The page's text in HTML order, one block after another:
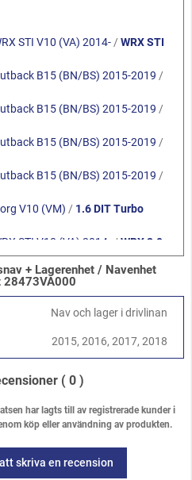
STI V10 (VA) 2014- /WRX STI
B15 (BN/BS) 2015-2019 /
B15 (BN/BS) 2015-2019 /
B15 (BN/BS) 2015-2019 /
B15 (BN/BS) 2015-2019 /
V10 (VM) / 1.6 DIT Turbo
STI V10 (VA) 2014- /WRX 2.0
+ Lagerenhet / Navenhet
28473VA000
Nav och lager i drivlinan
2015, 2016, 2017, 2018
( 0 )
har lagts till av registrerade kunder i
köp eller användning av produkten.
skriva en recension